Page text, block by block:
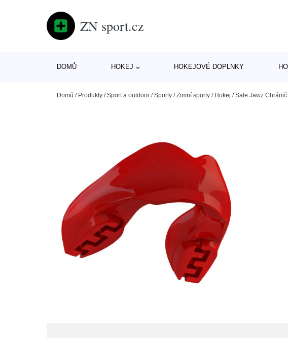
ZN sport.cz
DOMŮ HOKEJ HOKEJOVÉ DOPLNKY
Domů / Produkty /Sport a outdoor /Sporty /Zimní sporty / Hokej /Safe Jawz